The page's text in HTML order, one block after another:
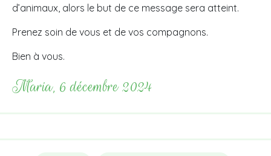
d’animaux, alors le but de ce message sera atteint.
Prenez soin de vous et de vos compagnons.
Bien à vous.
Maria, 6 décembre 2024